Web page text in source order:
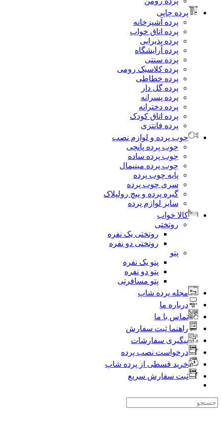
چاپی
پرده آشپزخانه
پرده اتاق خواب
پرده پذیرایی
پرده آرایشگاه
پرده سنتی
پرده کلاسیک رومی
پرده خطاطی
پرده گل دار
پرده پسرانه
پرده دخترانه
پرده اتاق کودک
پرده فانتزی
پرده و لوازم نصب
چوب پرده پانچی
چوب پرده ساده
چوب پرده مینیمال
پایه چوب پرده
سری چوب پرده
گیره پرده و پیچ رولپلاک
سایر لوازم پرده
خواب
روتختی یک نفره
روتختی دو نفره
پتو یک نفره
پتو دو نفره
پتو مسافرتی
پرده شاپ
ما
با ما
ثبت سفارش
سفارشات
نصب پرده
قسطی از پرده شاپ
سفارش سریع